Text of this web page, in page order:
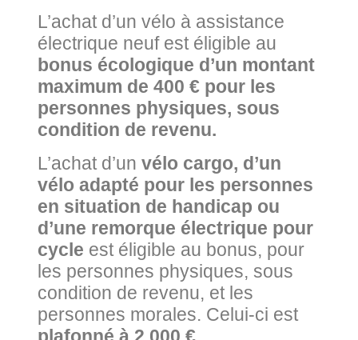
L’achat d’un vélo à assistance
électrique neuf est éligible au
bonus écologique d’un montant
maximum de 400 € pour les
personnes physiques, sous
condition de revenu.
L’achat d’un vélo cargo, d’un
vélo adapté pour les personnes
en situation de handicap ou
d’une remorque électrique pour
cycle est éligible au bonus, pour
les personnes physiques, sous
condition de revenu, et les
personnes morales. Celui-ci est